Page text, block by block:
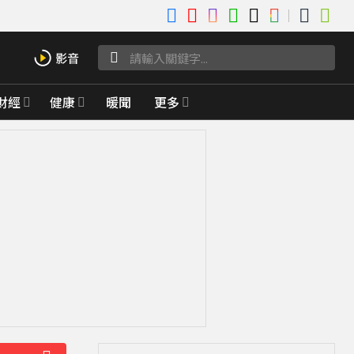
經 健康 暖聞 更多